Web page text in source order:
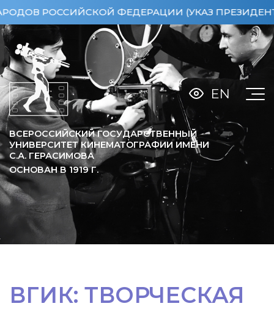
ФЕДЕРАЦИИ (УКАЗ ПРЕЗИДЕНТА РФ
ВСЕРОССИЙСКИЙ ГОСУДАРСТВЕННЫЙ
УНИВЕРСИТЕТ КИНЕМАТОГРАФИИ ИМЕНИ
С.А. ГЕРАСИМОВА
ОСНОВАН В 1919Г.
EN
ВГИК: ТВОРЧЕСКАЯ